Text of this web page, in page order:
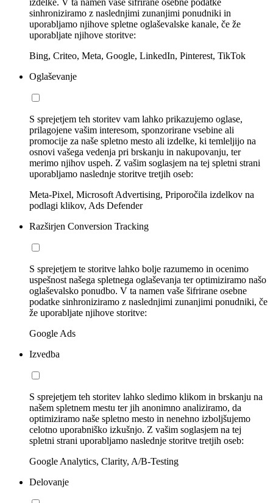
sinhroniziramo z naslednjimi zunanjimi ponudniki in
uporabljamo njihove spletne oglaševalske kanale, če že
uporabljate njihove storitve:
Bing, Criteo, Meta, Google, LinkedIn, Pinterest, TikTok
Oglaševanje
S sprejetjem teh storitev vam lahko prikazujemo oglase,
prilagojene vašim interesom, sponzorirane vsebine ali
promocije za naše spletno mesto ali izdelke, ki temleljijo na
osnovi vašega vedenja pri brskanju in nakupovanju, ter
merimo njihov uspeh. Z vašim soglasjem na tej spletni strani
uporabljamo naslednje storitve tretjih oseb:
Meta-Pixel, Microsoft Advertising, Priporočila izdelkov na
podlagi klikov, Ads Defender
Razširjen Conversion Tracking
S sprejetjem te storitve lahko bolje razumemo in ocenimo
uspešnost našega spletnega oglaševanja ter optimiziramo našo
oglaševalsko ponudbo. V ta namen vaše šifrirane osebne
podatke sinhroniziramo z naslednjimi zunanjimi ponudniki, če
že uporabljate njihove storitve:
Google Ads
Izvedba
S sprejetjem teh storitev lahko sledimo klikom in brskanju na
našem spletnem mestu ter jih anonimno analiziramo, da
optimiziramo naše spletno mesto in nenehno izboljšujemo
celotno uporabniško izkušnjo. Z vašim soglasjem na tej
spletni strani uporabljamo naslednje storitve tretjih oseb:
Google Analytics, Clarity, A/B-Testing
Delovanje